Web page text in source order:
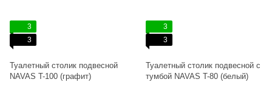
3
3
Туалетный столик подвесной
NAVAS T-100 (графит)
3
3
Туалетный столик подвесной с
тумбой NAVAS T-80 (белый)